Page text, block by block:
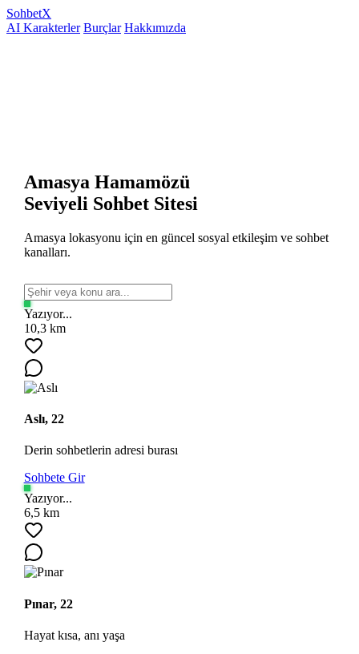
SohbetX
AI Karakterler Burçlar Hakkımızda
Amasya Hamamözü
Seviyeli Sohbet Sitesi
Amasya lokasyonu için en güncel sosyal etkileşim ve sohbet
kanalları.
Yazıyor...
10,3 km
Aslı, 22
Derin sohbetlerin adresi burası
Sohbete Gir
Yazıyor...
6,5 km
Pınar, 22
Hayat kısa, anı yaşa